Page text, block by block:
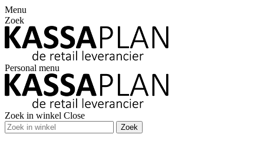
Menu
Zoek
Personal menu
Zoek in winkel Close
Zoek